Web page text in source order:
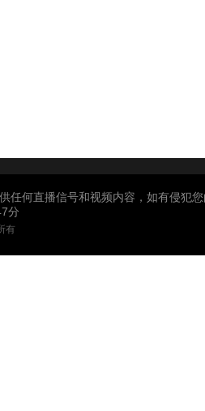
任何直播信号和视频内容，如有侵犯
分
有